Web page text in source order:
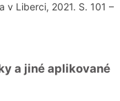
v Liberci, 2021. S. 101 –
a jiné aplikované